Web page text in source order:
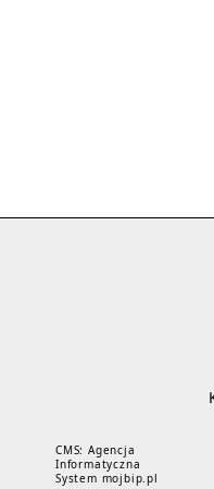
CMS: Agencja
Informatyczna
System mojbip.pl